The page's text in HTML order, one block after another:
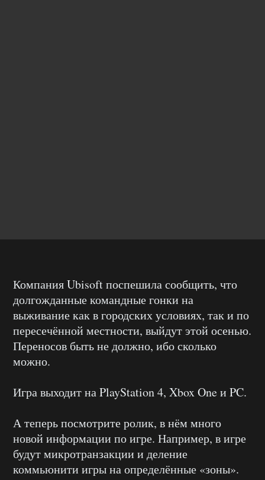
Компания Ubisoft поспешила сообщить, что
долгожданные командные гонки на
выживание как в городских условиях, так и по
пересечённой местности, выйдут этой осенью.
Переносов быть не должно, ибо сколько
можно.
Игра выходит на PlayStation 4, Xbox One и PC.
А теперь посмотрите ролик, в нём много
новой информации по игре. Например, в игре
будут микротранзакции и деление
коммьюнити игры на определённые «зоны».